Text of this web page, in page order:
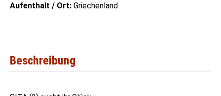
Aufenthalt / Ort: Griechenland
Beschreibung